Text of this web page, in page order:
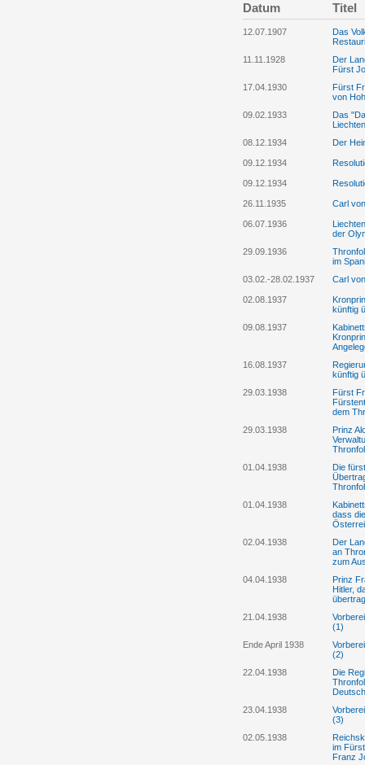
Datum Titel
12.07.1907
Das
11.11.1928
Der
Fürst
17.04.1930
Fürst
von
09.02.1933
Das
08.12.1934
Der
09.12.1934
09.12.1934
26.11.1935 Carl
06.07.1936
der
29.09.1936
im
03.02.-28.02.1937
Carl
02.08.1937
künftig
09.08.1937
16.08.1937
künftig
29.03.1938
Fürst
dem
29.03.1938
Prinz
01.04.1938
Die
01.04.1938
dass
02.04.1938
Der
an
zum
04.04.1938
Prinz
Hitler,
21.04.1938
(1)
Ende April 1938
(2)
22.04.1938
Die
23.04.1938
(3)
02.05.1938
im
Franz